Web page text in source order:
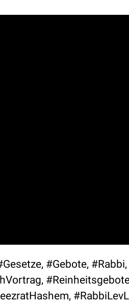
#Gebote,